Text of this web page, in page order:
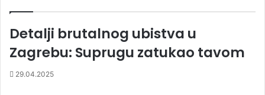
Detalji brutalnog ubistva u
Zagrebu: Suprugu zatukao tavom
29.04.2025